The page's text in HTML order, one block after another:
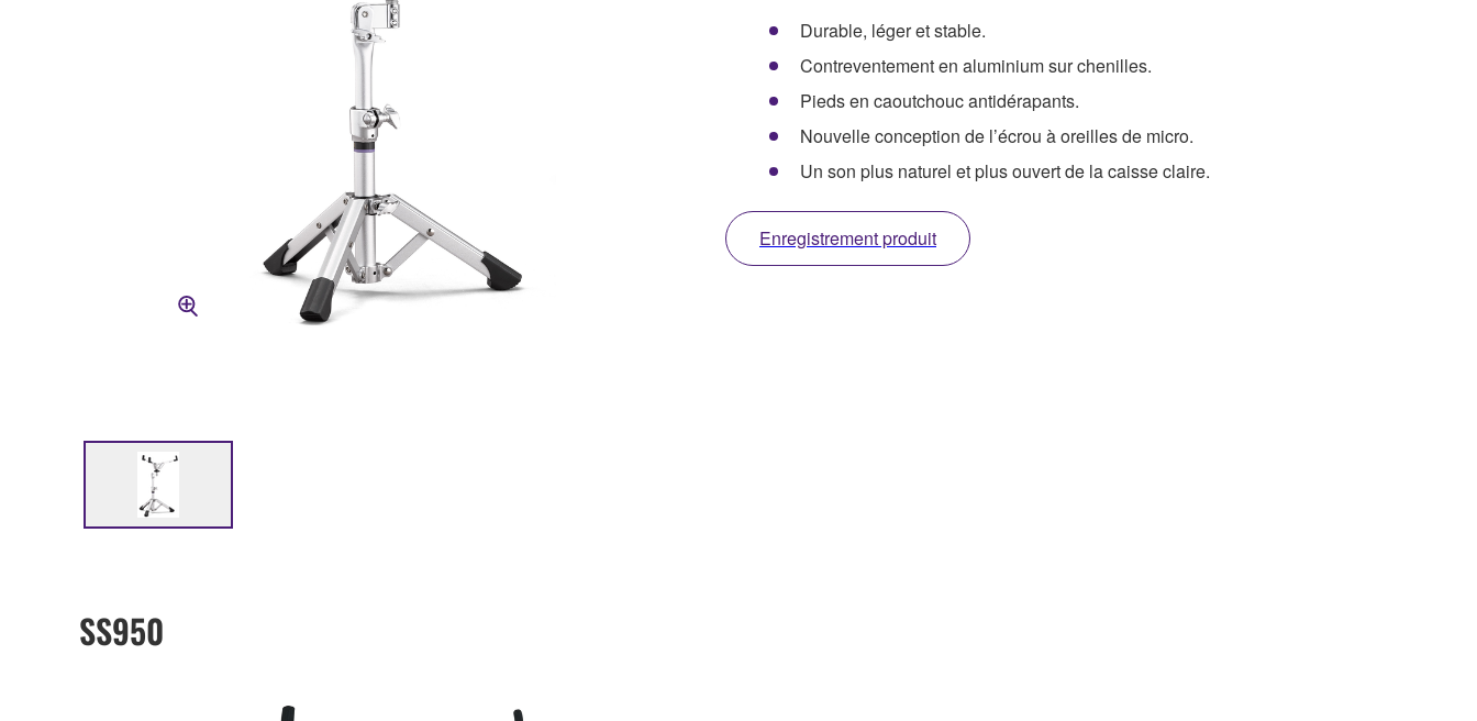
Durable, léger et stable.
Contreventement en aluminium sur chenilles.
Pieds en caoutchouc antidérapants.
Nouvelle conception de l’écrou à oreilles de micro.
Un son plus naturel et plus ouvert de la caisse claire.
Enregistrement produit
SS950